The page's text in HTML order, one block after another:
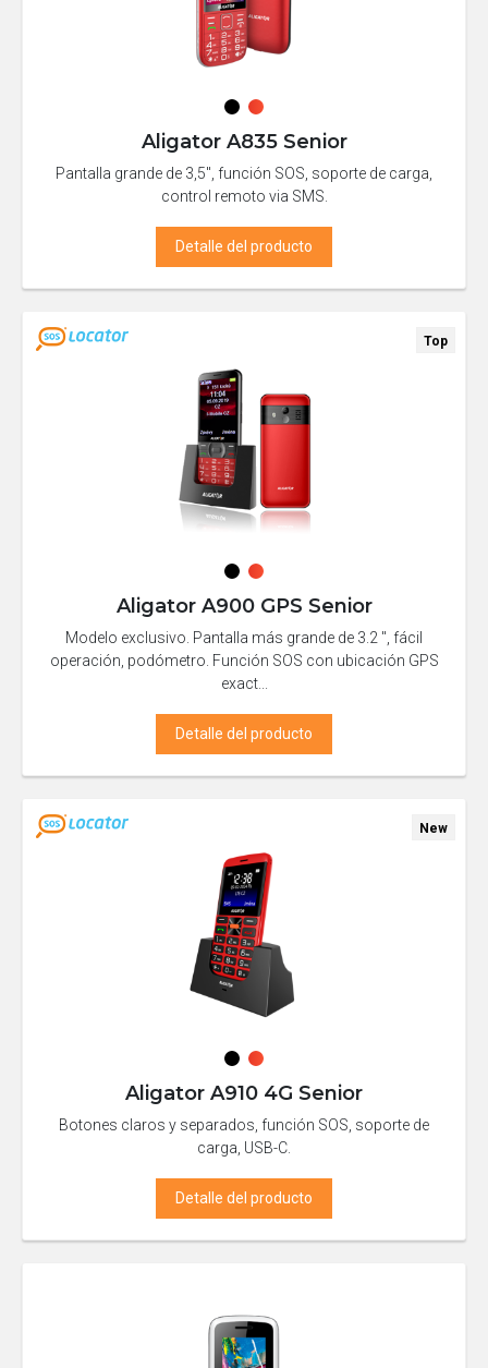
Aligator A835 Senior
Pantalla grande de 3,5", función SOS, soporte de carga,
control remoto via SMS.
Detalle del producto
Top
Aligator A900 GPS Senior
Modelo exclusivo. Pantalla más grande de 3.2 ", fácil
operación, podómetro. Función SOS con ubicación GPS
exact...
Detalle del producto
New
Aligator A910 4G Senior
Botones claros y separados, función SOS, soporte de
carga, USB-C.
Detalle del producto